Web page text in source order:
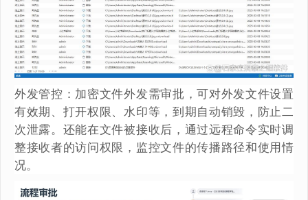
外发管控：加密文件外发需审批，可对外发文件设置
有效期、打开权限、水印等，到期自动销毁，防止二
次泄露。还能在文件被接收后，通过远程命令实时调
整接收者的访问权限，监控文件的传播路径和使用情
况。